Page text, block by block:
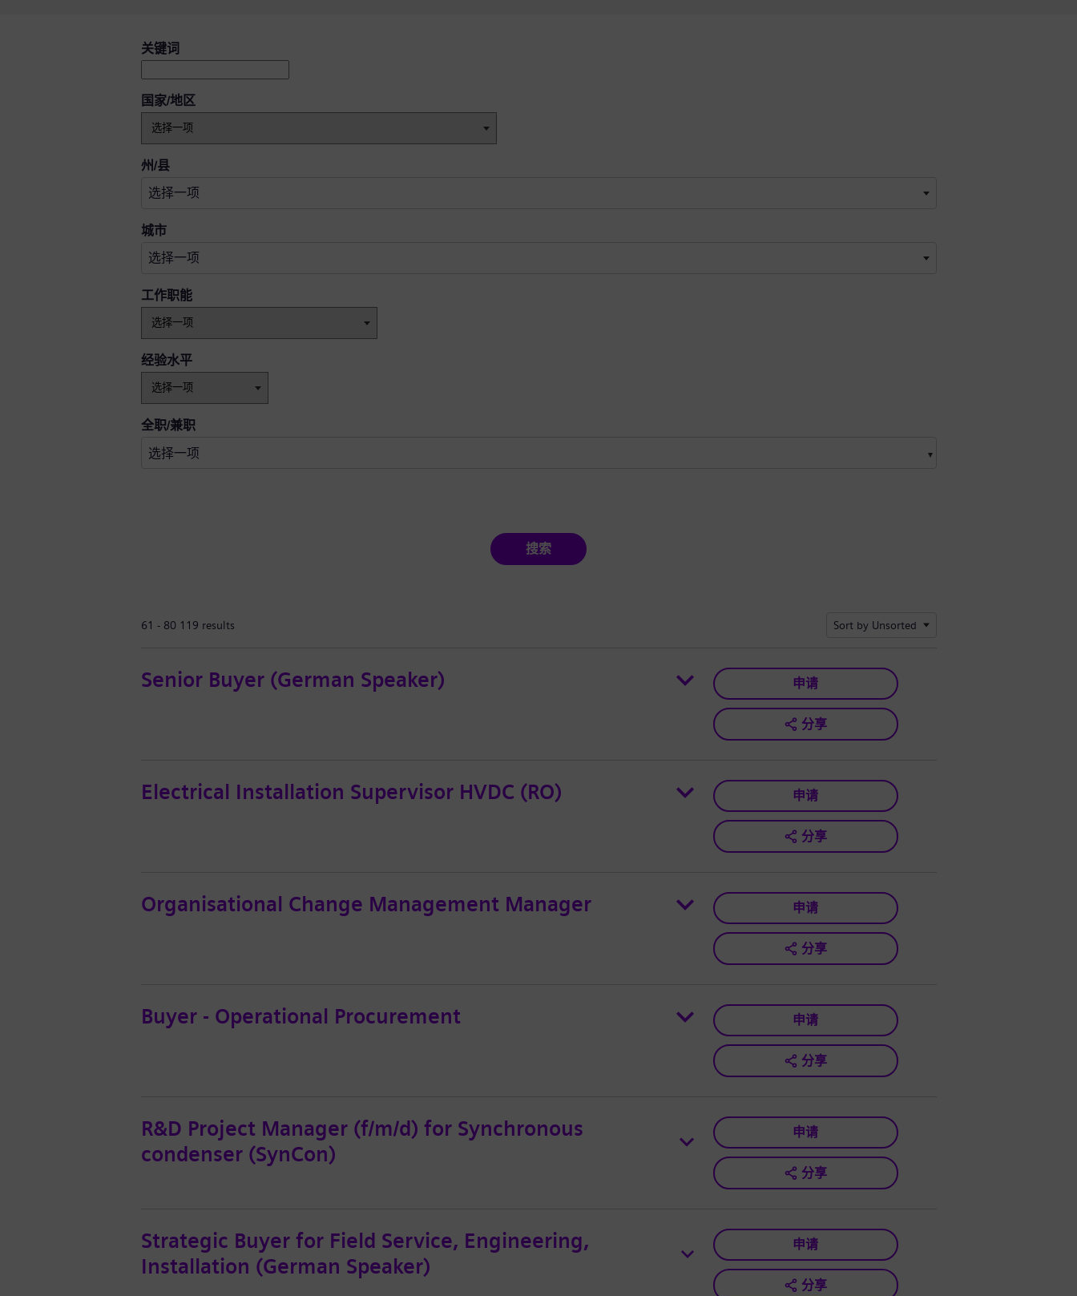
搜索空缺职位
关键词
国家/地区
州/县选择一项
选择一项
城市选择一项
选择一项
工作职能
经验水平
全职/兼职
搜索
61 - 80 119 results Sort by Unsorted
Senior Buyer (German Speaker) 申请
分享
Electrical Installation Supervisor HVDC (RO) 申请
分享
Organisational Change Management Manager 申请
分享
Buyer - Operational Procurement 申请
分享
R&D Project Manager (f/m/d) for Synchronous
condenser (SynCon)
申请
分享
Strategic Buyer for Field Service, Engineering,
Installation (German Speaker)
申请
分享